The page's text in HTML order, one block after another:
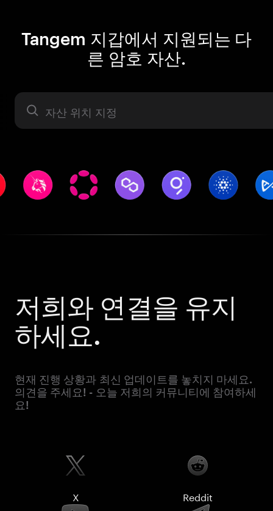
Tangem 지갑에서 지원되는 다
른 암호 자산.
자산 라벨
저희와 연결을 유지
하세요.
현재 진행 상황과 최신 업데이트를 놓치지 마세요.
의견을 주세요! - 오늘 저희의 커뮤니티에 참여하세
요!
X Reddit